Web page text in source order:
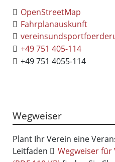
OpenStreetMap
Fahrplanauskunft
+49 751 405-114
+49 751 4055-114
Wegweiser
Plant Ihr Verein eine
Leitfaden
Wegweiser